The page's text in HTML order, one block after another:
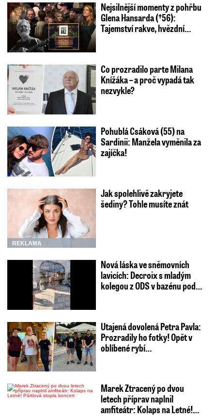
Nejsilnější momenty z pohřbu
Glena Hansarda (†56):
Tajemství rakve, hvězdní…
Co prozradilo parte Milana
Knížáka – a proč vypadá tak
nezvykle?
Pohublá Csáková (55) na
Sardinii: Manžela vyměnila za
zajíčka!
REKLAMA
Jak spolehlivě zakryjete
šediny? Tohle musíte znát
Nová láska ve sněmovních
lavicích: Decroix s mladým
kolegou z ODS v bazénu pod…
Utajená dovolená Petra Pavla:
Prozradily ho fotky! Opět v
oblíbené rybí…
Marek Ztracený po dvou
letech příprav naplnil
amfiteátr: Kolaps na Letné!…